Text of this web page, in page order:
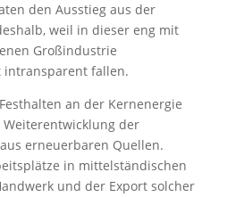
den Ausstieg aus der
weil in dieser eng mit
Großindustrie
intransparent fallen.
an der Kernenergie
der
erneuerbaren Quellen.
in mittelständischen
und der Export solcher